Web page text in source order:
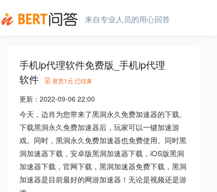
来自专业人员的用心回答
手机ip代理软件免费版_手机ip代理
软件
悬赏1元 已结束
更新： 2022-09-06 22:00
今天，边肖为您带来了黑洞永久免费加速器的下载。
下载黑洞永久免费加速器后，玩家可以一键加速游
戏。同时，黑洞永久免费加速器也免费使用。同时黑
洞加速器下载，安卓版黑洞加速器下载，iOS版黑洞
加速器下载，官网下载，黑洞加速器免费下载，黑洞
加速器是目前最好的网游加速器！无论是视频还是游